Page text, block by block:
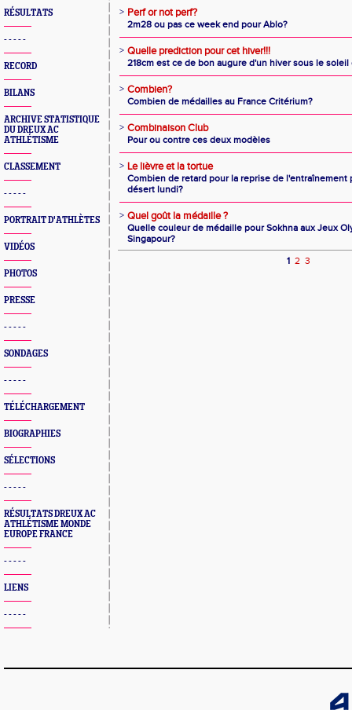
RÉSULTATS
- - - - -
RECORD
BILANS
ARCHIVE STATISTIQUE
DU DREUX AC
ATHLÉTISME
CLASSEMENT
- - - - -
PORTRAIT D'ATHLÈTES
VIDÉOS
PHOTOS
PRESSE
- - - - -
SONDAGES
- - - - -
TÉLÉCHARGEMENT
BIOGRAPHIES
SÉLECTIONS
- - - - -
RÉSULTATS DREUX AC
ATHLÉTISME MONDE
EUROPE FRANCE
- - - - -
LIENS
- - - - -
> Perf or not perf?
2m28 ou pas ce week end pour Ablo?
> Quelle prediction pour cet hiver!!!
218cm est ce de bon augure d'un hiver sous le soleil
> Combien?
Combien de médailles au France Critérium?
> Combinaison Club
Pour ou contre ces deux modèles
> Le lièvre et la tortue
Combien de retard pour la reprise de l'entraînement
désert lundi?
> Quel goût la médaille ?
Quelle couleur de médaille pour Sokhna aux Jeux
Singapour?
1 2 3